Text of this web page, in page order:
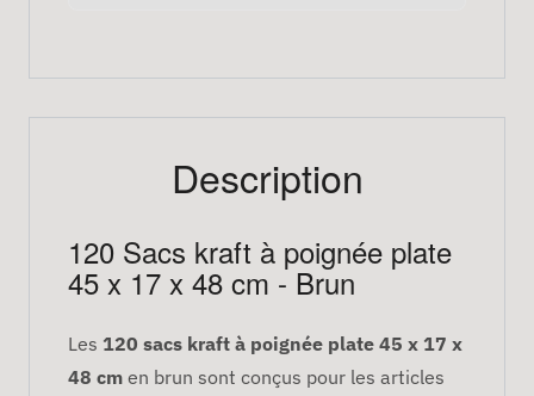
Description
120 Sacs kraft à poignée plate
45 x 17 x 48 cm - Brun
Les 120 sacs kraft à poignée plate 45 x 17 x
48 cm en brun sont conçus pour les articles